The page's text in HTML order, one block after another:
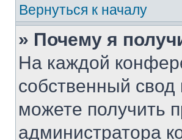
Вернуться к началу
» Почему я
На каждой
собственный
можете получить
администратора